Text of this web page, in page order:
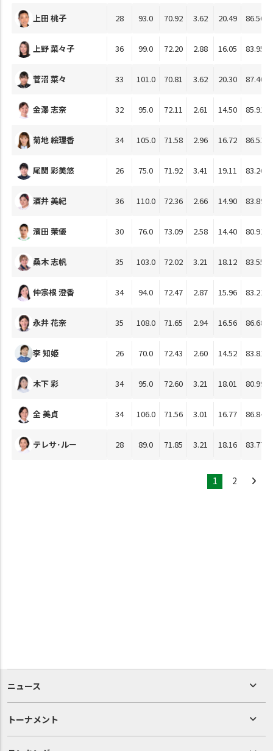
上田 桃子 28 93.0 70.92 3.62 20.49 86.56
上野 菜々子 36 99.0 72.20 2.88 16.05 83.95
菅沼 菜々 33 101.0 70.81 3.62 20.30 87.40
金澤 志奈 32 95.0 72.11 2.61 14.50 85.91
菊地 絵理香 34 105.0 71.58 2.96 16.72 86.51
尾関 彩美悠 26 75.0 71.92 3.41 19.11 83.26
酒井 美紀 36 110.0 72.36 2.66 14.90 83.89
濱田 茉優 30 76.0 73.09 2.58 14.40 80.92
桑木 志帆 35 103.0 72.02 3.21 18.12 83.55
仲宗根 澄香 34 94.0 72.47 2.87 15.96 83.22
永井 花奈 35 108.0 71.65 2.94 16.56 86.68
李 知姫 26 70.0 72.43 2.60 14.52 83.81
木下 彩 34 95.0 72.60 3.21 18.01 80.99
全 美貞 34 106.0 71.56 3.01 16.77 86.84
テレサ･ルー 28 89.0 71.85 3.21 18.16 83.77
1 2
ニュース
トーナメント